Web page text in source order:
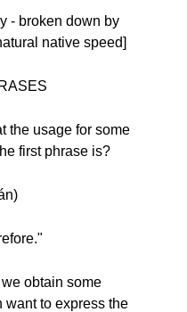
- broken down by
native speed]
the usage for some
first phrase is?
obtain some
want to express the